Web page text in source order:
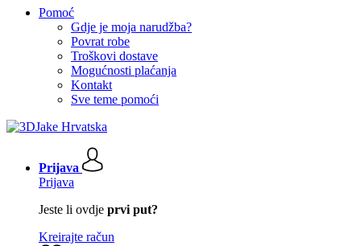
Pomoć
Gdje je moja narudžba?
Povrat robe
Troškovi dostave
Mogućnosti plaćanja
Kontakt
Sve teme pomoći
Prijava
Prijava
Jeste li ovdje prvi put?
Kreirajte račun